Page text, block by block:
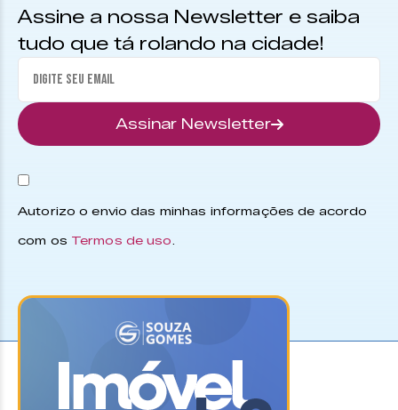
Assine a nossa Newsletter e saiba
tudo que tá rolando na cidade!
Assinar Newsletter
Autorizo o envio das minhas informações de acordo
com os Termos de uso.